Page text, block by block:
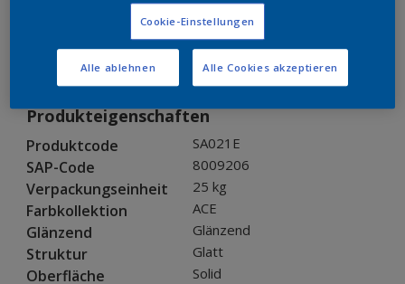
Produkteigenschaften
Produktcode SA021E
SAP-Code 8009206
Verpackungseinheit 25 kg
Farbkollektion ACE
Glänzend Glänzend
Struktur Glatt
Oberfläche Solid
Cookie-Einstellungen
Alle ablehnen Alle Cookies akzeptieren